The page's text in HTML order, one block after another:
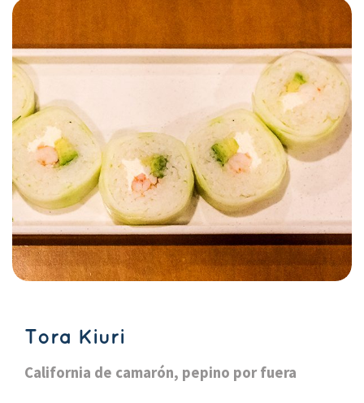
Tora Kiuri
California de camarón, pepino por fuera